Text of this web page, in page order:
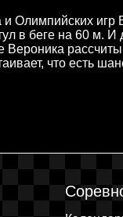
Олимпийских
в беге на 60 м. И
что есть